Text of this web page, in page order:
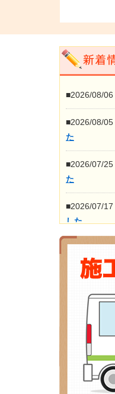
■2026/08/06
■2026/08/05
た
■2026/07/25
た
■2026/07/17
した
ました